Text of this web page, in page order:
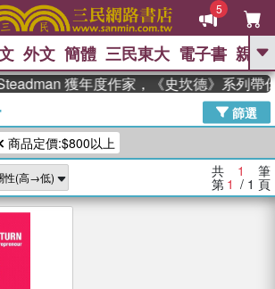
5
GO
The Odyssey 、
父親節 、 如果歷史是一群喵 、 暑期
推薦 、 國際布克獎 臺灣漫遊錄
念華 、 台灣的李登輝時代 、 數學女
孩：黎曼猜想
偉大的迷走神經
外文 簡體 三民東大 電子書 親子
獲年度作家，《史坎德》系列帶
篩選
商品定價:$800以上
共 1 筆
第 1 / 1 頁